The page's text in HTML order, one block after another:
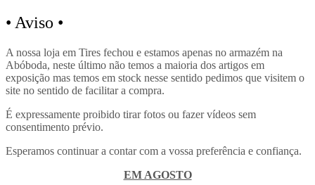
• Aviso •
A nossa loja em Tires fechou e estamos apenas no armazém na
Abóboda, neste último não temos a maioria dos artigos em
exposição mas temos em stock nesse sentido pedimos que visitem o
site no sentido de facilitar a compra.
É expressamente proibido tirar fotos ou fazer vídeos sem
consentimento prévio.
Esperamos continuar a contar com a vossa preferência e confiança.
EM AGOSTO